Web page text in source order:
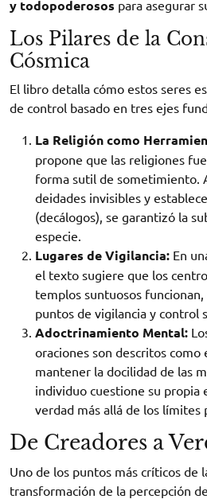
y todopoderosos para asegurar
Los Pilares de la
Cósmica
El libro detalla cómo estos seres
de control basado en tres ejes
La Religión como
propone que las religiones
forma sutil de sometimiento.
deidades invisibles y
(decálogos), se garantizó la
especie.
Lugares de Vigilancia: En
el texto sugiere que los
templos suntuosos
puntos de vigilancia y control
Adoctrinamiento Mental:
oraciones son descritos como
mantener la docilidad de las
individuo cuestione su propia
verdad más allá de los límites
De Creadores a
Uno de los puntos más críticos de
transformación de la percepción